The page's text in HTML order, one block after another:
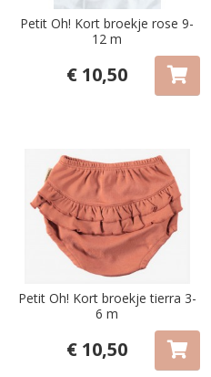
Petit Oh! Kort broekje rose 9-
12 m
€ 10,50
Petit Oh! Kort broekje tierra 3-
6 m
€ 10,50